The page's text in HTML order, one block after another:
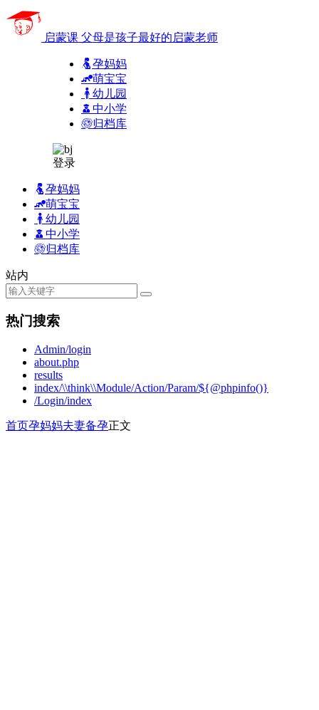
启蒙课 父母是孩子最好的启蒙老师
孕妈妈
萌宝宝
幼儿园
中小学
归档库
登录
孕妈妈
萌宝宝
幼儿园
中小学
归档库
站内
热门搜索
Admin/login
about.php
results
index/\\think\\Module/Action/Param/${@phpinfo()}
/Login/index
首页孕妈妈夫妻备孕正文